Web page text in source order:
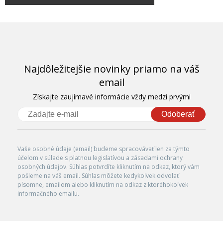
Najdôležitejšie novinky priamo na váš
email
Získajte zaujímavé informácie vždy medzi prvými
Odoberať
Vaše osobné údaje (email) budeme spracovávať len za týmto
účelom v súlade s platnou legislatívou a zásadami ochrany
osobných údajov. Súhlas potvrdíte kliknutím na odkaz, ktorý vám
pošleme na váš email. Súhlas môžete kedykoľvek odvolať
písomne, emailom alebo kliknutím na odkaz z ktoréhokoľvek
informačného emailu.